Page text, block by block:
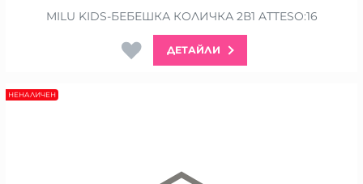
MILU KIDS-БЕБЕШКА КОЛИЧКА 2В1 ATTESO:16
ДЕТАЙЛИ
НЕНАЛИЧЕН